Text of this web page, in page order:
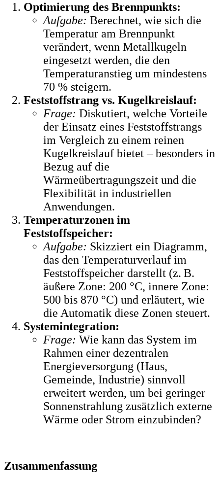
Optimierung des Brennpunkts:
Aufgabe: Berechnet, wie sich die
Temperatur am Brennpunkt
verändert, wenn Metallkugeln
eingesetzt werden, die den
Temperaturanstieg um mindestens
70 % steigern.
Feststoffstrang vs. Kugelkreislauf:
Frage: Diskutiert, welche Vorteile
der Einsatz eines Feststoffstrangs
im Vergleich zu einem reinen
Kugelkreislauf bietet – besonders in
Bezug auf die
Wärmeübertragungszeit und die
Flexibilität in industriellen
Anwendungen.
Temperaturzonen im
Feststoffspeicher:
Aufgabe: Skizziert ein Diagramm,
das den Temperaturverlauf im
Feststoffspeicher darstellt (z. B.
äußere Zone: 200 °C, innere Zone:
500 bis 870 °C) und erläutert, wie
die Automatik diese Zonen steuert.
Systemintegration:
Frage: Wie kann das System im
Rahmen einer dezentralen
Energieversorgung (Haus,
Gemeinde, Industrie) sinnvoll
erweitert werden, um bei geringer
Sonnenstrahlung zusätzlich externe
Wärme oder Strom einzubinden?
Zusammenfassung